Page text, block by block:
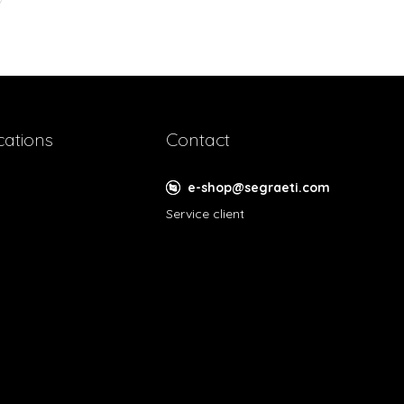
Contact
e-shop@segraeti.com
Service client